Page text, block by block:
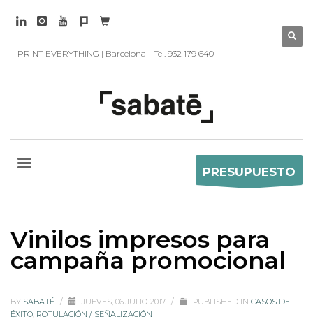
PRINT EVERYTHING | Barcelona - Tel. 932 179 640
PRESUPUESTO
Vinilos impresos para
campaña promocional
BY SABATÉ / JUEVES, 06 JULIO 2017 / PUBLISHED IN CASOS DE
ÉXITO, ROTULACIÓN / SEÑALIZACIÓN